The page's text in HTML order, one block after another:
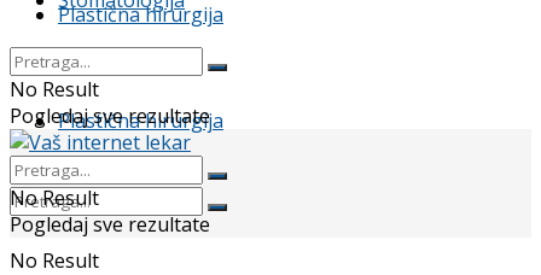
Lekovi
Plastična hirurgija
No Result
Plastična hirurgija
No Result
Pogledaj sve rezultate
No Result
Pogledaj sve rezultate